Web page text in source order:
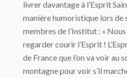
livrer davantage à l’Esprit
manière humoristique lors de
membres de l’Institut : «
regarder courir l’Esprit !
de France que l’on va voir au
montagne pour voir s’il